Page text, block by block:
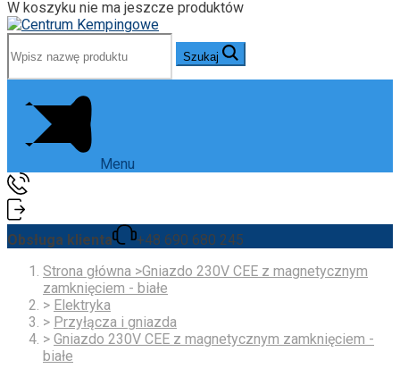
W koszyku nie ma jeszcze produktów
Szukaj
Menu
Obsługa klienta
+48 690 680 245
Strona główna >Gniazdo 230V CEE z magnetycznym
zamknięciem - białe
> Elektryka
> Przyłącza i gniazda
> Gniazdo 230V CEE z magnetycznym zamknięciem -
białe